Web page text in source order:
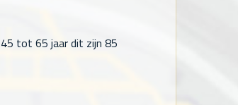
tot 65 jaar dit zijn 85